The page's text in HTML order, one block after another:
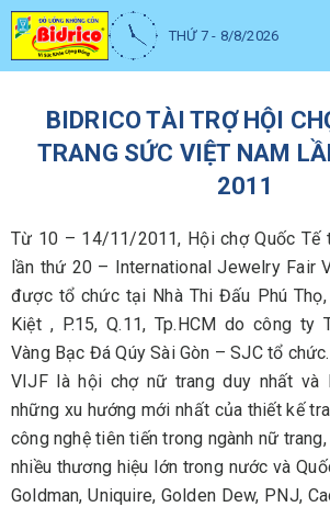
THỨ 7 - 8/8/2026
BIDRICO TÀI TRỢ HỘI
TRANG SỨC VIỆT NAM
2011
Từ 10 – 14/11/2011, Hội chợ Quốc Tế
lần thứ 20 – International Jewelry Fair
được tổ chức tại Nhà Thi Đấu Phú
Kiệt , P.15, Q.11, Tp.HCM do công ty
Vàng Bạc Đá Qúy Sài Gòn – SJC tổ chức.
VIJF là hội chợ nữ trang duy nhất và
những xu hướng mới nhất của thiết kế
công nghệ tiên tiến trong ngành nữ
nhiều thương hiệu lớn trong nước và
Goldman, Uniquire, Golden Dew, PNJ,